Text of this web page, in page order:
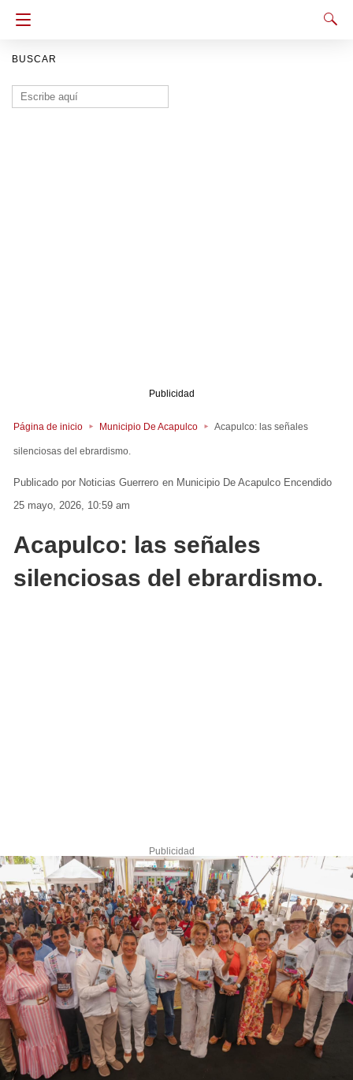
BUSCAR
Buscar:
Publicidad
Página de inicio Municipio De Acapulco Acapulco: las señales
silenciosas del ebrardismo.
Noticias Guerrero en Municipio De Acapulco Encendido
25 mayo, 2026, 10:59 am
Acapulco: las señales
silenciosas del ebrardismo.
Publicidad